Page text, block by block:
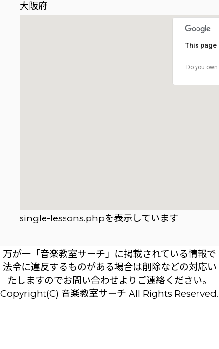
大阪府
This page
Do you
single-lessons.phpを表示しています
万が一「音楽教室サーチ」に掲載されている情報で
法令に違反するものがある場合は削除などの対応い
たしますのでお問い合わせよりご連絡ください。
Copyright(C) 音楽教室サーチ All Rights Reserved.